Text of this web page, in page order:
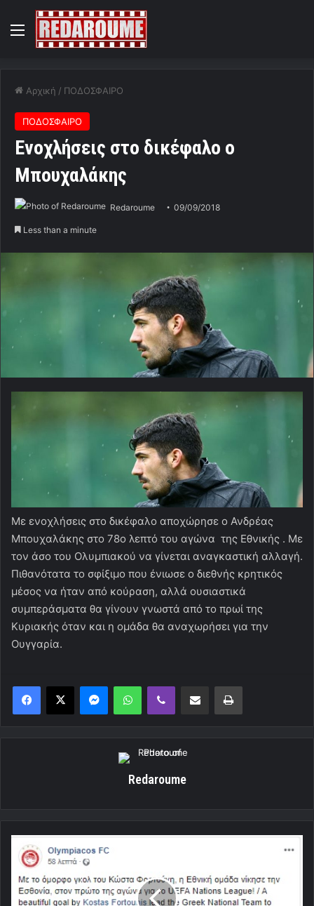
Menu
Αρχική / ΠΟΔΟΣΦΑΙΡΟ
ΠΟΔΟΣΦΑΙΡΟ
Ενοχλήσεις στο δικέφαλο ο
Μπουχαλάκης
Redaroume 09/09/2018
Less than a minute
Mε ενοχλήσεις στο δικέφαλο αποχώρησε ο Ανδρέας
Μπουχαλάκης στο 78ο λεπτό του αγώνα της Εθνικής . Με
τον άσο του Ολυμπιακού να γίνεται αναγκαστική αλλαγή.
Πιθανότατα το σφίξιμο που ένιωσε ο διεθνής κρητικός
μέσος να ήταν από κούραση, αλλά ουσιαστικά
συμπεράσματα θα γίνουν γνωστά από το πρωί της
Κυριακής όταν και η ομάδα θα αναχωρήσει για την
Ουγγαρία.
MessengerWhatsAppViber Κοινοποίηση μέσω ηλεκτρονικού ταχυδρομείουΕκτύπωση
Redaroume
Ολυμπιακός
αποθεώνει
Φορτούνη(Pic)